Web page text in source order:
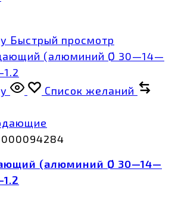
Быстрый просмотр
Список желаний
(алюминий Ø 30—14—